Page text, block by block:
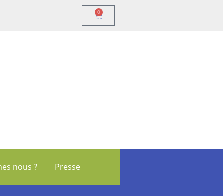
0
nous ? Presse